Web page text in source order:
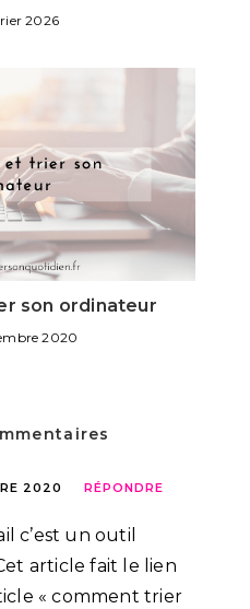
2026
son ordinateur
2020
2020 RÉPONDRE
c’est un outil
article fait le lien
« comment trier